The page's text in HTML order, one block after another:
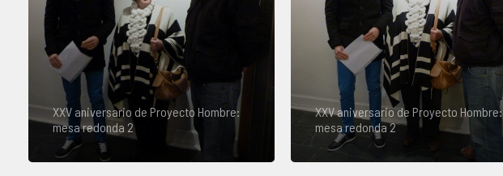
XXV aniversario de Proyecto Hombre:
mesa redonda 2
XXV aniversario de Proyecto Hombre:
mesa redonda 2